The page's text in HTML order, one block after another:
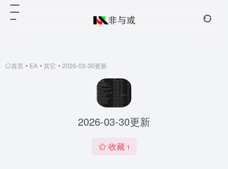
首页 • EA • 其它 • 2026-03-30更新
2026-03-30更新
收藏 1